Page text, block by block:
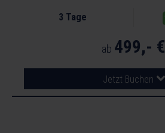
3 Tage
ab 499,- €
Jetzt Buchen